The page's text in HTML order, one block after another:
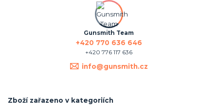
Gunsmith Team
+420 770 636 646
+420 776 117 636
info@gunsmith.cz
Zboží zařazeno v kategoriích